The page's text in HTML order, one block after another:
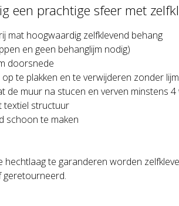
een prachtige sfeer met
mat hoogwaardig zelfklevend behang
en geen behanglijm nodig)
doorsnede
op te plakken en te verwijderen zonder
de muur na stucen en verven minstens
textiel structuur
schoon te maken
hechtlaag te garanderen worden
geretourneerd.